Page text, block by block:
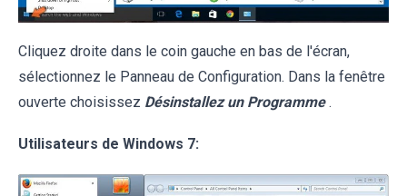
Cliquez droite dans le coin gauche en bas de l'écran,
sélectionnez le Panneau de Configuration. Dans la fenêtre
ouverte choisissez Désinstallez un Programme .
Utilisateurs de Windows 7: